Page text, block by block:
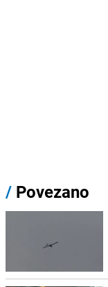
/ Povezano